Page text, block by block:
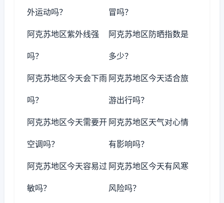
外运动吗？ 冒吗？
阿克苏地区紫外线强
吗？
阿克苏地区防晒指数是
多少？
阿克苏地区今天会下雨
吗？
阿克苏地区今天适合旅
游出行吗？
阿克苏地区今天需要开
空调吗？
阿克苏地区天气对心情
有影响吗？
阿克苏地区今天容易过
敏吗？
阿克苏地区今天有风寒
风险吗？